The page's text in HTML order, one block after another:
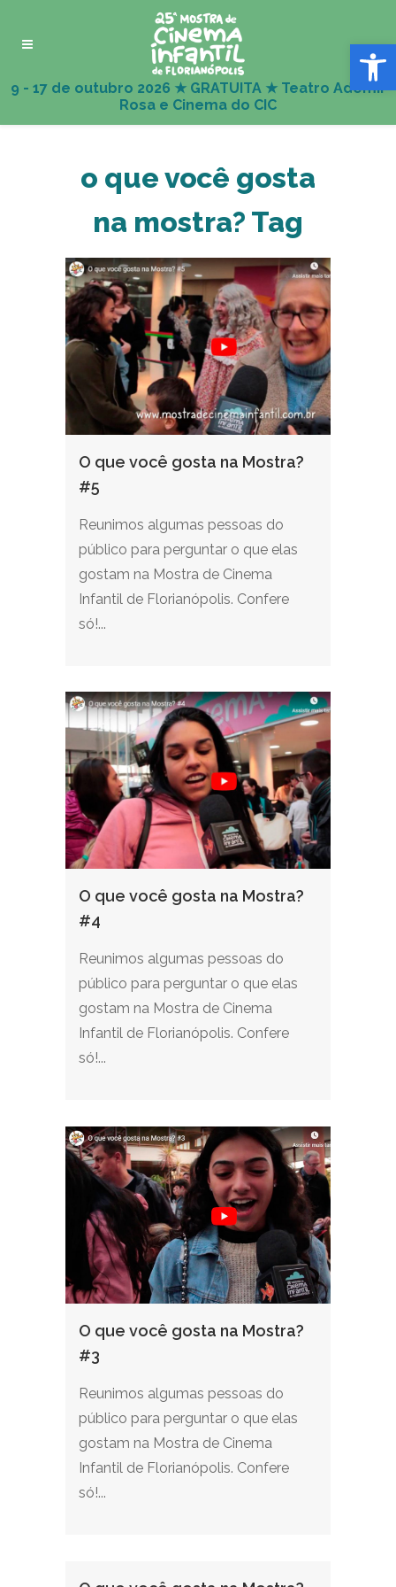
Abrir
o que você gosta
na mostra? Tag
O que você gosta na Mostra?
#5
Reunimos algumas pessoas do
público para perguntar o que elas
gostam na Mostra de Cinema
Infantil de Florianópolis. Confere
só!...
O que você gosta na Mostra?
#4
Reunimos algumas pessoas do
público para perguntar o que elas
gostam na Mostra de Cinema
Infantil de Florianópolis. Confere
só!...
O que você gosta na Mostra?
#3
Reunimos algumas pessoas do
público para perguntar o que elas
gostam na Mostra de Cinema
Infantil de Florianópolis. Confere
só!...